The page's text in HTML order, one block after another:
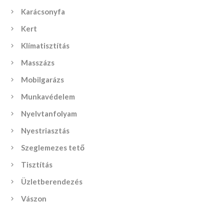
Karácsonyfa
Kert
Klímatisztítás
Masszázs
Mobilgarázs
Munkavédelem
Nyelvtanfolyam
Nyestriasztás
Szeglemezes tető
Tisztítás
Üzletberendezés
Vászon